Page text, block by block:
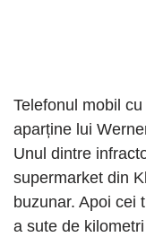
Telefonul mobil
aparține lui
Unul dintre
supermarket din
buzunar. Apoi cei
a sute de